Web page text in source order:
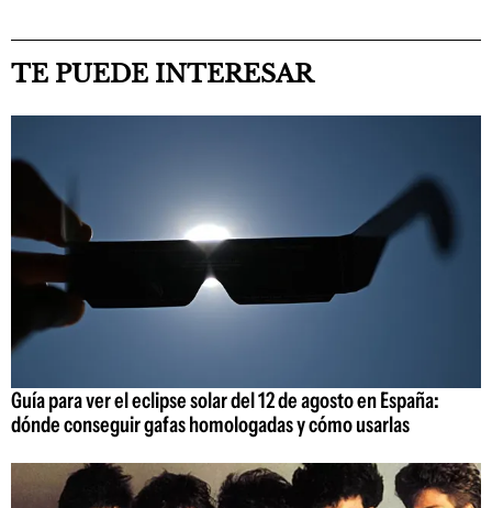
TE PUEDE INTERESAR
Guía para ver el eclipse solar del 12 de agosto en España:
dónde conseguir gafas homologadas y cómo usarlas